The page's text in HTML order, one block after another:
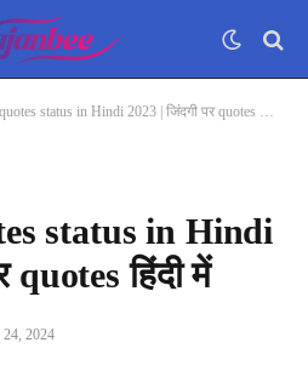
status in Hindi 2023 | जिंदगी पर quotes हिंदी में
status in Hindi
quotes हिंदी में
24, 2024